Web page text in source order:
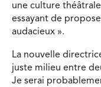
une culture
essayant de
audacieux ».
La nouvelle
juste milieu entre
Je serai